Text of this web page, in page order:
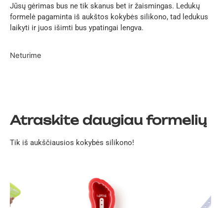
Jūsų gėrimas bus ne tik skanus bet ir žaismingas. Ledukų
formelė pagaminta iš aukštos kokybės silikono, tad ledukus
laikyti ir juos išimti bus ypatingai lengva.
Neturime
Atraskite daugiau formelių
Tik iš aukščiausios kokybės silikono!